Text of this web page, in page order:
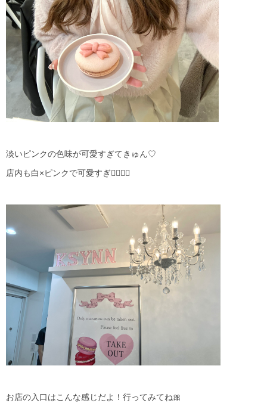
淡いピンクの色味が可愛すぎてきゅん♡
店内も白×ピンクで可愛すぎ😵‍💫➰💖
お店の入口はこんな感じだよ！行ってみてね🎀